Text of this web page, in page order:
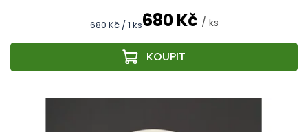
680 Kč / ks
Měrná
680 Kč / 1 ks